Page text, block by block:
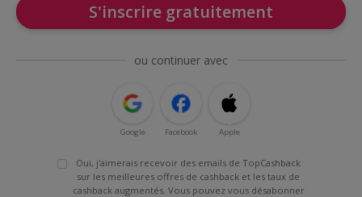
S'inscrire gratuitement
ou continuer avec
Google Facebook Apple
Oui, j'aimerais recevoir des emails de TopCashback
sur les meilleures offres de cashback et les taux de
cashback augmentés. Vous pouvez vous désabonner